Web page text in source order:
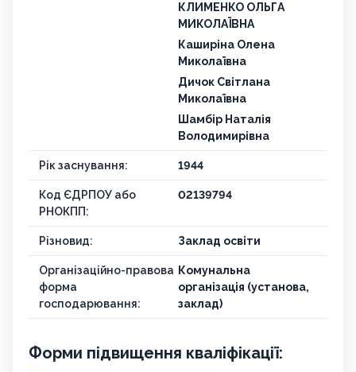
КЛИМЕНКО ОЛЬГА
МИКОЛАЇВНА
Каширіна Олена
Миколаївна
Дичок Світлана
Миколаївна
Шамбір Наталія
Володимирівна
Рік заснування: 1944
Код ЄДРПОУ або
РНОКПП:
02139794
Різновид: Заклад освіти
Організаційно-правова
форма
господарювання:
Комунальна
організація (установа,
заклад)
Форми підвищення кваліфікації: